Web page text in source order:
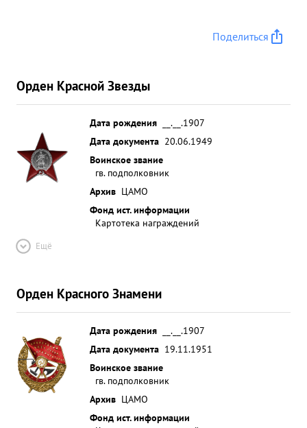
Поделиться
Орден Красной Звезды
Дата рождения
__.__.1907
Дата документа 20.06.1949
Воинское звание
гв. подполковник
Архив ЦАМО
Фонд ист. информации
Картотека награждений
Ещё
Орден Красного Знамени
Дата рождения
__.__.1907
Дата документа 19.11.1951
Воинское звание
гв. подполковник
Архив ЦАМО
Фонд ист. информации